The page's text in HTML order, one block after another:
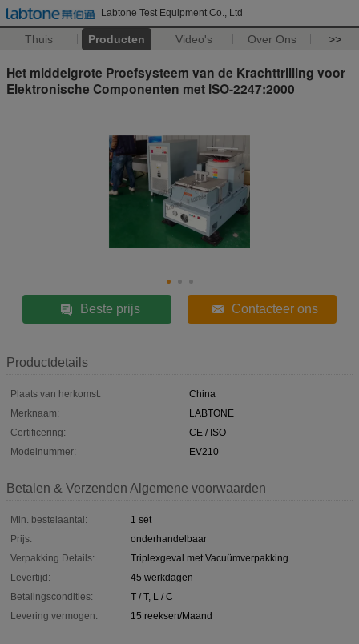
Labtone Test Equipment Co., Ltd
Thuis Producten Video's Over Ons >>
Het middelgrote Proefsysteem van de Krachttrilling voor
Elektronische Componenten met ISO-2247:2000
Beste prijs Contacteer ons
Productdetails
Plaats van herkomst:
China
Merknaam:
LABTONE
Certificering:
CE / ISO
Modelnummer:
EV210
Betalen & Verzenden Algemene voorwaarden
Min. bestelaantal:
1 set
Prijs:
onderhandelbaar
Verpakking Details:
Triplexgeval met Vacuümverpakking
Levertijd:
45 werkdagen
Betalingscondities:
T / T, L / C
Levering vermogen:
15 reeksen/Maand